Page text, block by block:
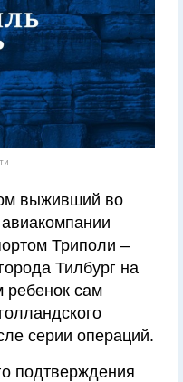
выживший во
Триполи –
Тилбург на
ребенок сам
серии операций.
подтверждения